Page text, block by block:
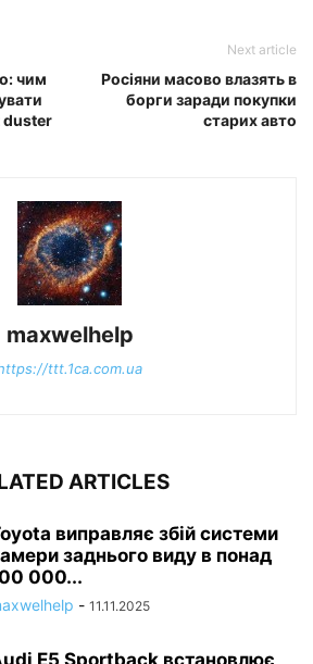
чим
duster
Next article
Росіяни масово влазять в
борги заради покупки
старих авто
maxwelhelp
ttt.1ca.com.ua
ARTICLES
виправляє збій системи
заднього виду в понад
000...
- 11.11.2025
E5 Sportback встановлює